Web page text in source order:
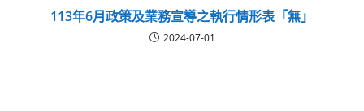
113年6月政策及業務宣導之執行情形表「無」
2024-07-01